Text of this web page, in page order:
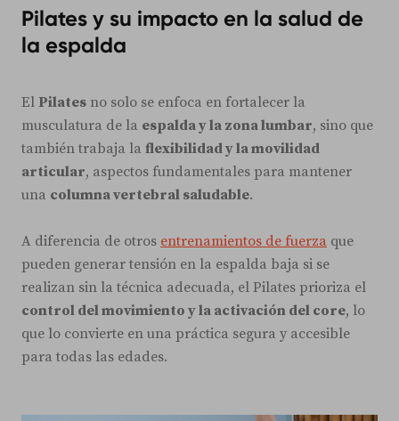
Pilates y su impacto en la salud de
la espalda
El Pilates no solo se enfoca en fortalecer la
musculatura de la espalda y la zona lumbar, sino que
también trabaja la flexibilidad y la movilidad
articular, aspectos fundamentales para mantener
una columna vertebral saludable.
A diferencia de otros entrenamientos de fuerza que
pueden generar tensión en la espalda baja si se
realizan sin la técnica adecuada, el Pilates prioriza el
control del movimiento y la activación del core, lo
que lo convierte en una práctica segura y accesible
para todas las edades.